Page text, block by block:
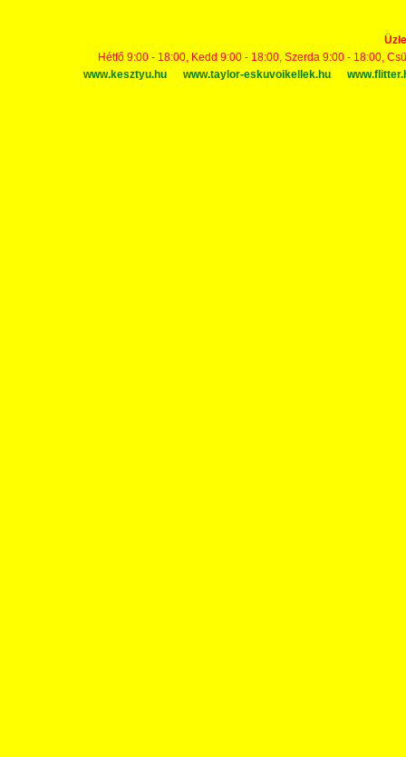
Hétfő 9:00 - 18:00, Kedd 9:00 - 18:00, Szerda 9:00 - 18:00,
www.kesztyu.hu
www.taylor-eskuvoikellek.hu